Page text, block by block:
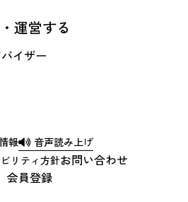
報 音声読み上げ
会員登録
お問い合わせ
リティ方針
運営する
イザー